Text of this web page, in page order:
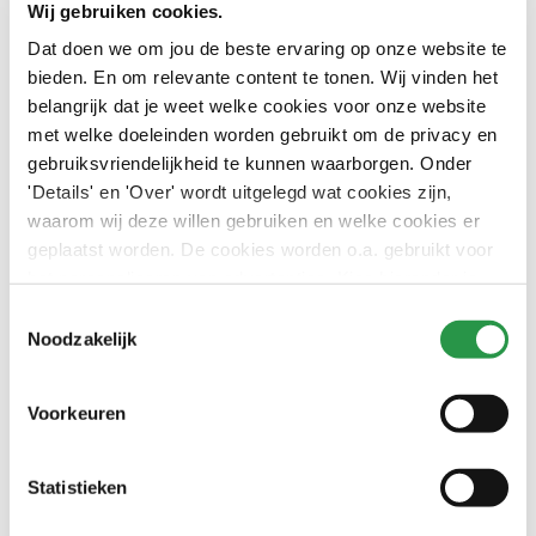
Wij gebruiken cookies.
Dat doen we om jou de beste ervaring op onze website te
bieden. En om relevante content te tonen. Wij vinden het
belangrijk dat je weet welke cookies voor onze website
met welke doeleinden worden gebruikt om de privacy en
gebruiksvriendelijkheid te kunnen waarborgen. Onder
'Details' en 'Over' wordt uitgelegd wat cookies zijn,
waarom wij deze willen gebruiken en welke cookies er
geplaatst worden. De cookies worden o.a. gebruikt voor
Noodzakelijk
Voorkeuren
Statistieken
bijzondere en dynamische werkplek voor ons allemaal.
Daarom zijn ook de leidinggevenden van CSU altijd
aanwezig op de werkvloer. Belangrijk, want zo weten we
wat er speelt, waar er bijgestuurd moet worden. En
minstens zo belangrijk: we weten hoe het met onze
medewerkers gaat en waar ze tegenaan lopen.”
Artikel geplaatst op20 augustus 2024